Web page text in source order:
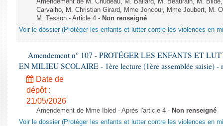
Comptes rendus des débats
Amendement de M. Chudeau, M. Ballard, M. Beaurain, M.
Carvalho, M. Christian Girard, Mme Joncour, Mme Joubert, M.
M. Tesson - Article 4 - Non renseigné
Voir le dossier (Protéger les enfants et lutter contre les violences en
Amendement n° 107 - PROTÉGER LES ENFANTS ET
EN MILIEU SCOLAIRE - 1ère lecture (1ère assemblée saisie) -
Date de
dépôt :
21/05/2026
Amendement de Mme Ibled - Après l'article 4 - Non renseigné
Voir le dossier (Protéger les enfants et lutter contre les violences en